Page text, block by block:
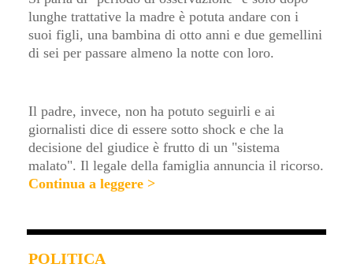
lunghe trattative la madre è potuta andare con i
suoi figli, una bambina di otto anni e due gemellini
di sei per passare almeno la notte con loro.
Il padre, invece, non ha potuto seguirli e ai
giornalisti dice di essere sotto shock e che la
decisione del giudice è frutto di un "sistema
malato". Il legale della famiglia annuncia il ricorso.
Continua a leggere >
POLITICA